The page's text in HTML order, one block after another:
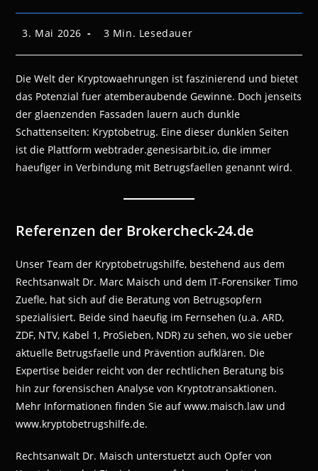
Beitrag
3. Mai 2026 Lesedauer:
3 Min. Lesedauer
Die Welt der Kryptowaehrungen ist faszinierend und bietet
das Potenzial fuer atemberaubende Gewinne. Doch jenseits
der glaenzenden Fassaden lauern auch dunkle
Schattenseiten: Kryptobetrug. Eine dieser dunklen Seiten
ist die Plattform webtrader.genesisarbit.io, die immer
haeufiger in Verbindung mit Betrugsfaellen genannt wird.
Referenzen der Brokercheck-24.de
Unser Team der Kryptobetrugshilfe, bestehend aus dem
Rechtsanwalt Dr. Marc Maisch und dem IT-Forensiker Timo
Zuefle, hat sich auf die Beratung von Betrugsopfern
spezialisiert. Beide sind haeufig im Fernsehen (u.a. ARD,
ZDF, NTV, Kabel 1, ProSieben, NDR) zu sehen, wo sie ueber
aktuelle Betrugsfaelle und Prävention aufklären. Die
Expertise beider reicht von der rechtlichen Beratung bis
hin zur forensischen Analyse von Kryptotransaktionen.
Mehr Informationen finden Sie auf www.maisch.law und
www.kryptobetrugshilfe.de.
Rechtsanwalt Dr. Maisch unterstuetzt auch Opfer von